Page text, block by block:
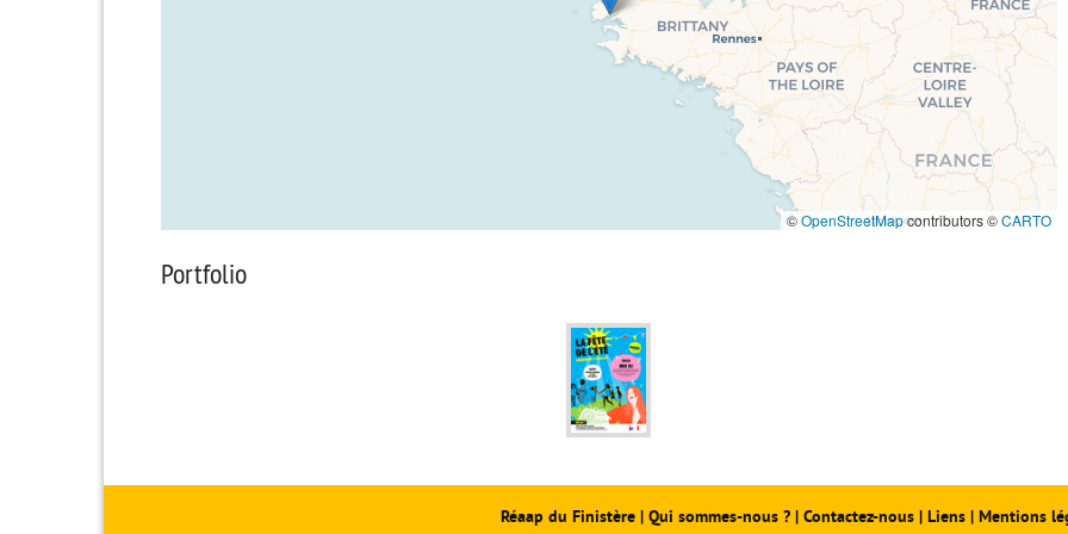
©OpenStreetMapcontributors ©CARTO
Portfolio
Réaap du Finistère| Qui sommes-nous ? Contactez-nous| Liens| Mentions